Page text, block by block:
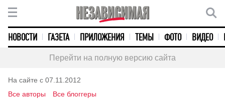
НОВОСТИ ГАЗЕТА ПРИЛОЖЕНИЯ ТЕМЫ ФОТО ВИДЕО
Перейти на полную версию сайта
На сайте с 07.11.2012
Все авторы
Все блоггеры